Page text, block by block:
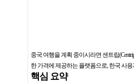
중국 여행을 계획 중이시라면 센트립
한 가격에 제공하는 플랫폼으로, 한국 사
핵심 요약